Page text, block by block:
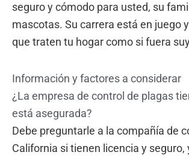
seguro y cómodo para usted, su
mascotas. Su carrera está en juego
que traten tu hogar como si fuera
Información y factores a considerar
¿La empresa de control de plagas
está asegurada?
Debe preguntarle a la compañía de
California si tienen licencia y seguro,